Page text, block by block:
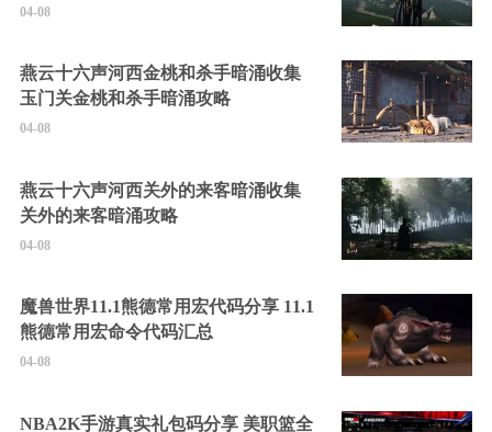
04-08
燕云十六声河西金桃和杀手暗涌收集
玉门关金桃和杀手暗涌攻略
04-08
燕云十六声河西关外的来客暗涌收集
关外的来客暗涌攻略
04-08
魔兽世界11.1熊德常用宏代码分享 11.1
熊德常用宏命令代码汇总
04-08
NBA2K手游真实礼包码分享 美职篮全